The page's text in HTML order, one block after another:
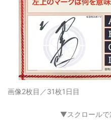
画像2枚目／31枚1日目
▼スクロール